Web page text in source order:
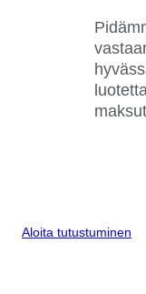
Aloita tutustuminen